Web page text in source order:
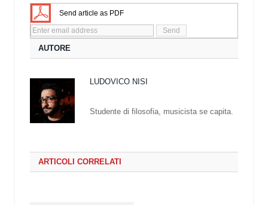
Send article as PDF
AUTORE
LUDOVICO NISI
Studente di filosofia, musicista se capita.
ARTICOLI CORRELATI